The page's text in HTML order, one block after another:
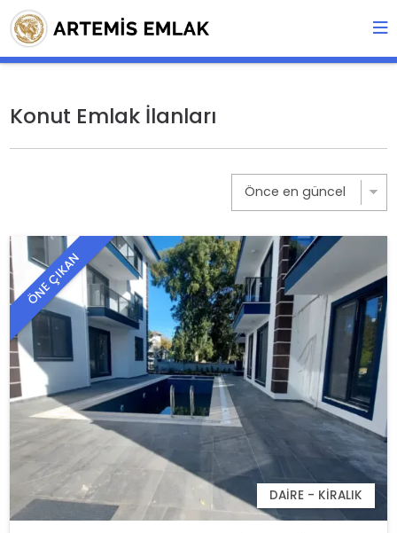
Konut Emlak İlanları
ÖNE ÇIKAN
DAIRE - KIRALIK